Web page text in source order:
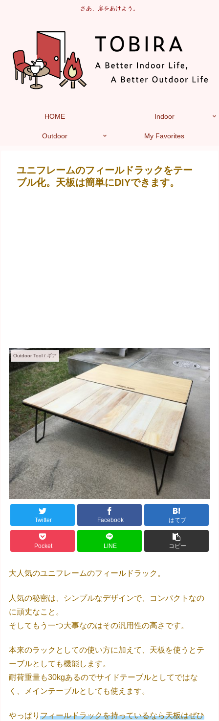
さあ、扉をあけよう。
HOME Indoor
Outdoor My Favorites
ユニフレームのフィールドラックをテー
ブル化。天板は簡単にDIYできます。
Outdoor Tool / ギア
Twitter Facebook はてブ
Pocket LINE コピー
大人気のユニフレームのフィールドラック。
人気の秘密は、シンプルなデザインで、コンパクトなの
に頑丈なこと。
そしてもう一つ大事なのはその汎用性の高さです。
本来のラックとしての使い方に加えて、天板を使うとテ
ーブルとしても機能します。
耐荷重量も30kgあるのでサイドテーブルとしてではな
く、メインテーブルとしても使えます。
やっぱりフィールドラックを持っているなら天板はぜひ